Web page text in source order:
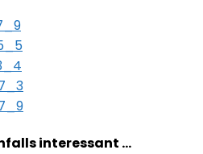
interessant …